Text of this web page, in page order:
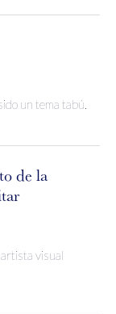
un tema tabú.
de la
visual